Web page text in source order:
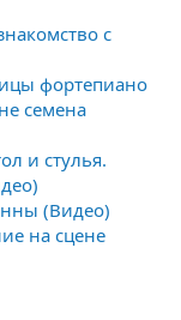
с
фортепиано
семена
и стулья.
(Видео)
на сцене